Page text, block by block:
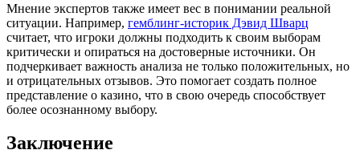
Мнение экспертов также имеет вес в понимании реальной
ситуации. Например, гемблинг-историк Дэвид Шварц
считает, что игроки должны подходить к своим выборам
критически и опираться на достоверные источники. Он
подчеркивает важность анализа не только положительных, но
и отрицательных отзывов. Это помогает создать полное
представление о казино, что в свою очередь способствует
более осознанному выбору.
Заключение